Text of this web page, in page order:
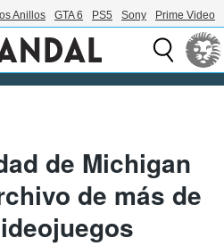
Anillos GTA 6 PS5 Sony Prime Video
de Michigan
de más de